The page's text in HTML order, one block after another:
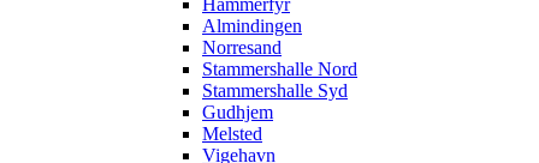
Almindingen
Norresand
Stammershalle Nord
Stammershalle Syd
Gudhjem
Melsted
Vigehavn